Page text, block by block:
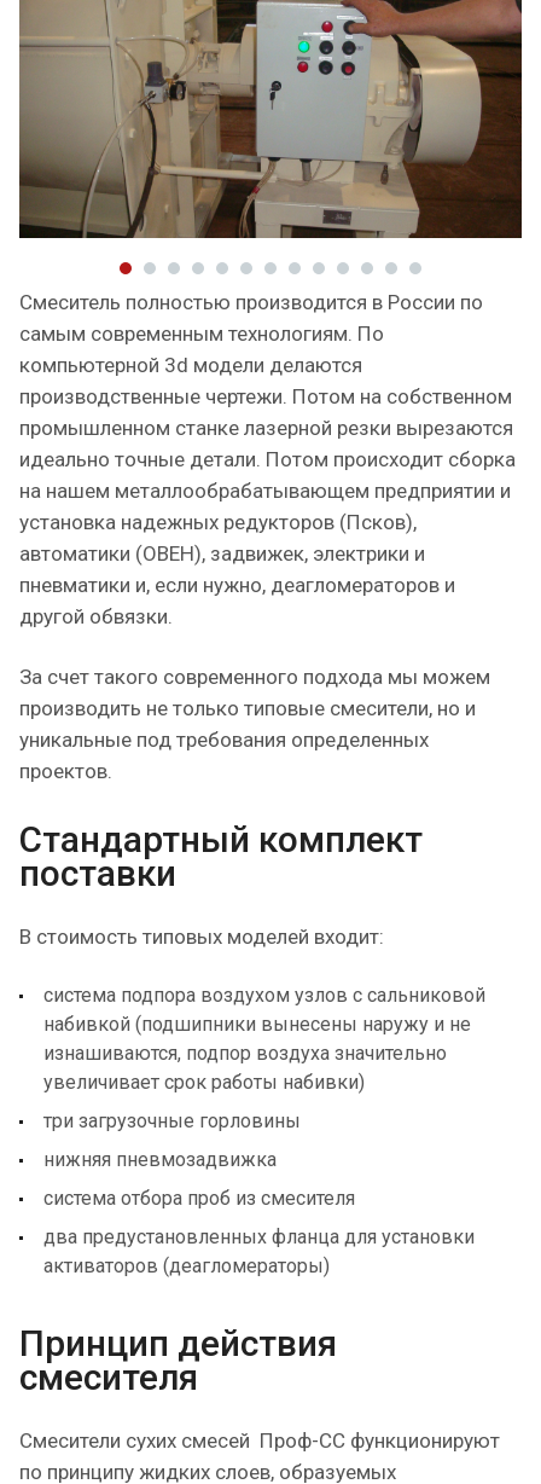
Смеситель полностью производится в России по
самым современным технологиям. По
компьютерной 3d модели делаются
производственные чертежи. Потом на собственном
промышленном станке лазерной резки вырезаются
идеально точные детали. Потом происходит сборка
на нашем металлообрабатывающем предприятии и
установка надежных редукторов (Псков),
автоматики (ОВЕН), задвижек, электрики и
пневматики и, если нужно, деагломераторов и
другой обвязки.
За счет такого современного подхода мы можем
производить не только типовые смесители, но и
уникальные под требования определенных
проектов.
Стандартный комплект
поставки
В стоимость типовых моделей входит:
система подпора воздухом узлов с сальниковой
набивкой (подшипники вынесены наружу и не
изнашиваются, подпор воздуха значительно
увеличивает срок работы набивки)
три загрузочные горловины
нижняя пневмозадвижка
система отбора проб из смесителя
два предустановленных фланца для установки
активаторов (деагломераторы)
Принцип действия
смесителя
Смесители сухих смесей Проф-СС функционируют
по принципу жидких слоев, образуемых